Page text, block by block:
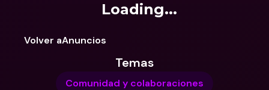
Loading...
Volver aAnuncios
Temas
Comunidad y colaboraciones